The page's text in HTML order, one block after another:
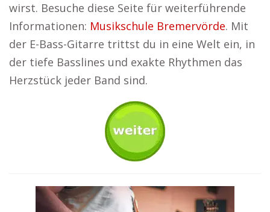
wirst. Besuche diese Seite für weiterführende
Informationen: Musikschule Bremervörde. Mit
der E-Bass-Gitarre trittst du in eine Welt ein, in
der tiefe Basslines und exakte Rhythmen das
Herzstück jeder Band sind.